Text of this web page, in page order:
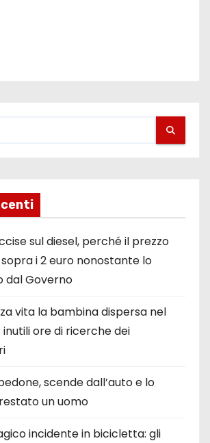
sul diesel, perché il prezzo
i 2 euro nonostante lo
dal Governo
vita la bambina dispersa nel
inutili ore di ricerche dei
scende dall’auto e lo
un uomo
incidente in bicicletta: gli